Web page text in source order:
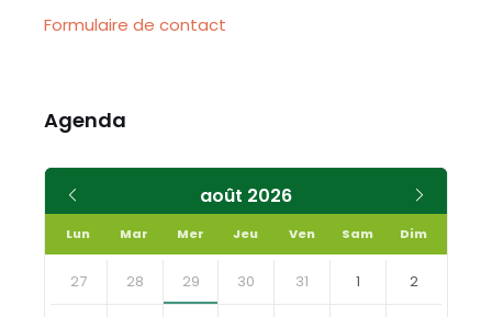
Formulaire de contact
Agenda
août 2026
précédent
Lun Mar Mer Jeu Ven Sam Dim
Skip
calendar
27 28 29 30 31 1 2